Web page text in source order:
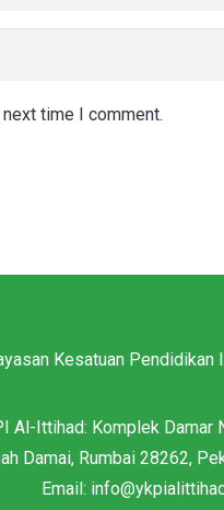
time I comment.
Al-Ittihad: Komplek Damar
Damai, Rumbai 28262,
Email: